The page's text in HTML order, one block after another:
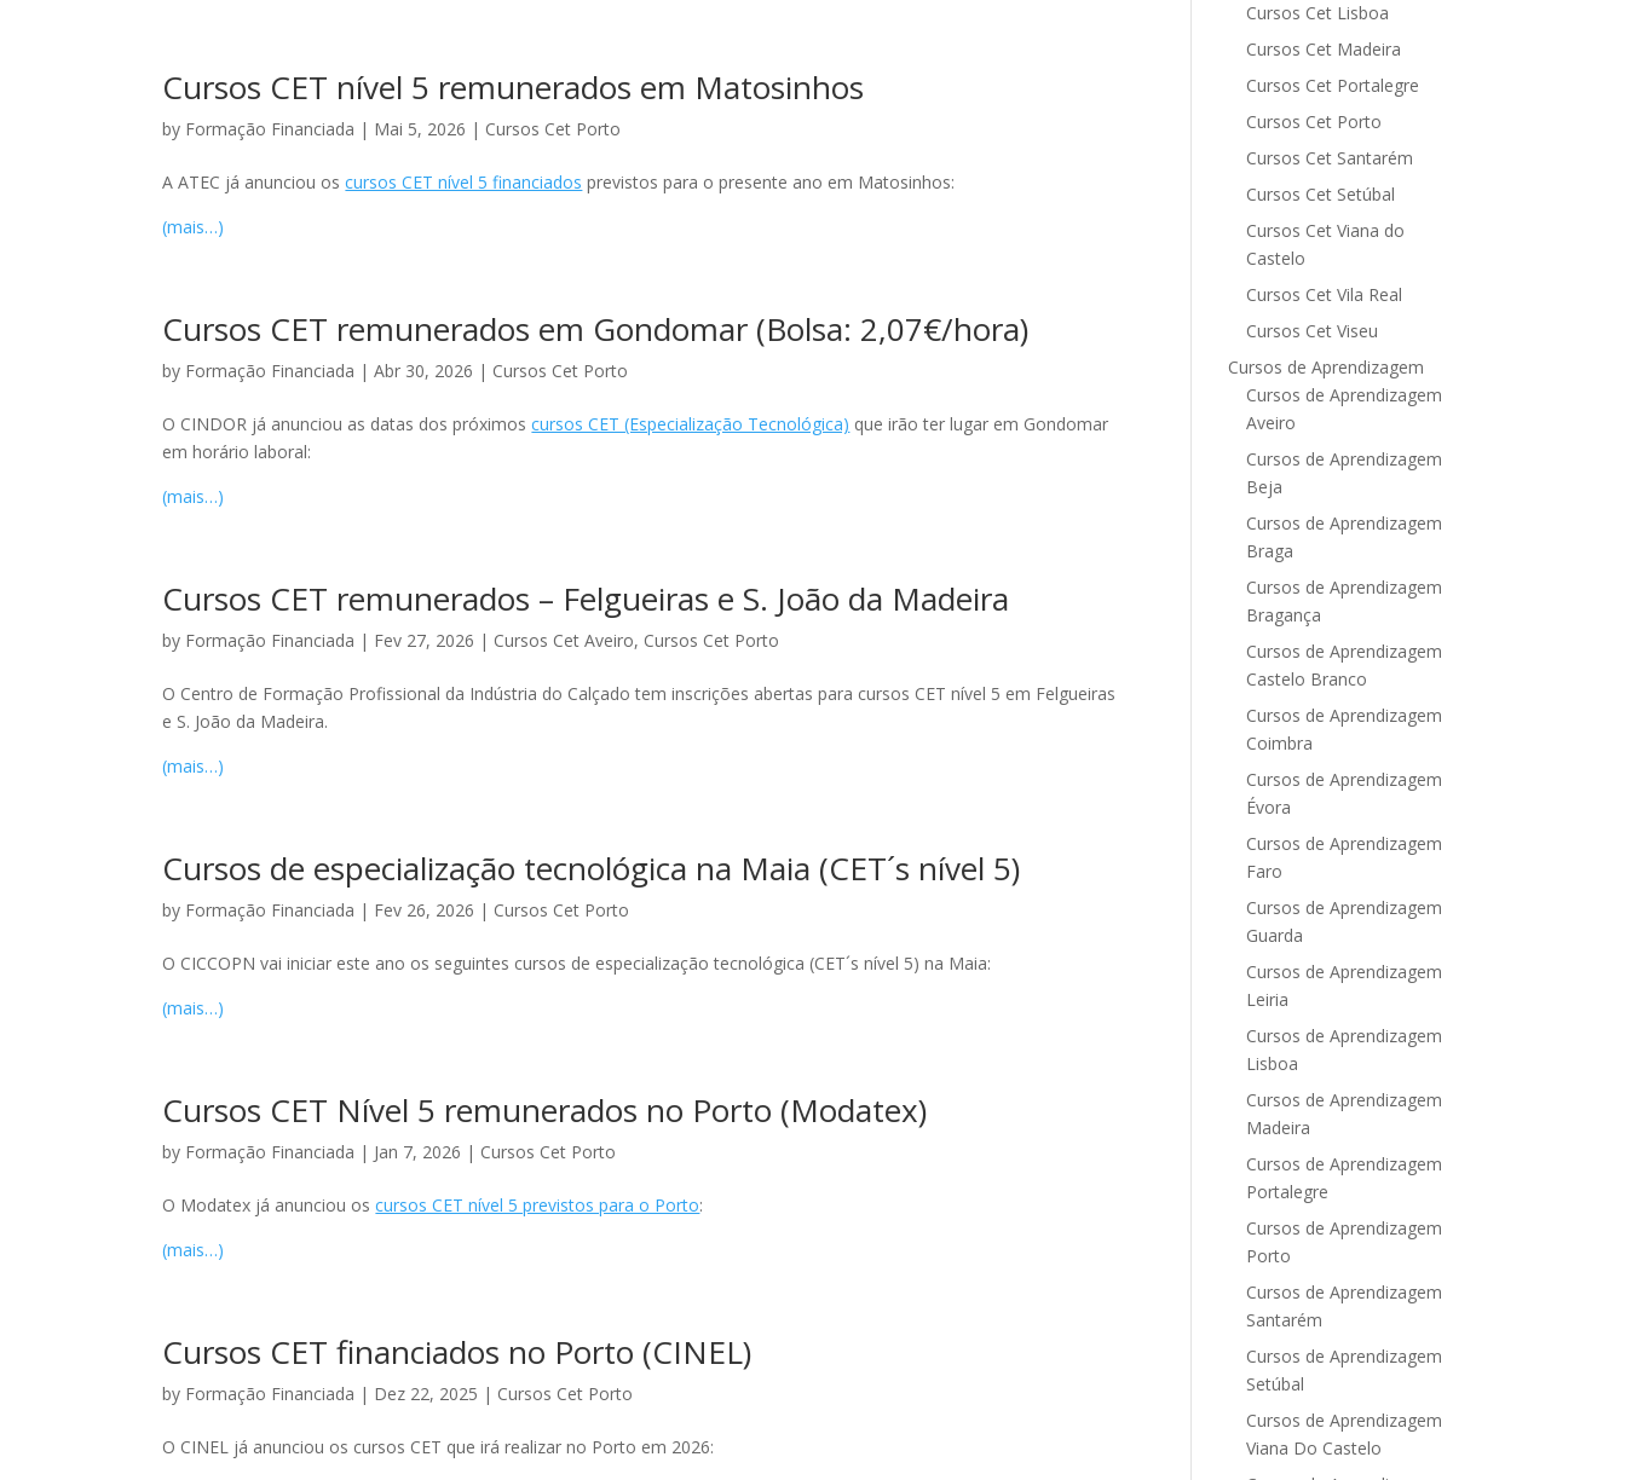
Cursos CET nível 5 remunerados em Matosinhos
by Formação Financiada | Mai 5, 2026 | Cursos Cet Porto
A ATEC já anunciou oscursos CET nível 5 financiados previstos para o presente ano em Matosinhos:
(mais…)
Cursos CET remunerados em Gondomar (Bolsa: 2,07€/hora)
by Formação Financiada |Abr 30, 2026 | Cursos Cet Porto
O CINDOR já anunciou as datas dos próximoscursos CET (Especialização Tecnológica) que irão ter lugar em Gondomar
em horário laboral:
(mais…)
Cursos CET remunerados – Felgueiras e S. João da Madeira
by Formação Financiada | Fev 27, 2026 | Cursos Cet Aveiro, Cursos Cet Porto
O Centro de Formação Profissional da Indústria do Calçado tem inscrições abertas para cursos CET nível 5 em Felgueiras
e S. João da Madeira.
(mais…)
Cursos de especialização tecnológica na Maia (CET´s nível 5)
by Formação Financiada | Fev 26, 2026 | Cursos Cet Porto
O CICCOPN vai iniciar este ano os seguintes cursos de especialização tecnológica (CET´s nível 5) na Maia:
(mais…)
Cursos CET Nível 5 remunerados no Porto (Modatex)
by Formação Financiada | Jan 7, 2026 | Cursos Cet Porto
O Modatex já anunciou oscursos CET nível 5 previstos para o Porto:
(mais…)
Cursos CET financiados no Porto (CINEL)
by Formação Financiada | Dez 22, 2025 | Cursos Cet Porto
O CINEL já anunciou os cursos CET que irá realizar no Porto em 2026:
Cursos Cet Lisboa
Cursos Cet Madeira
Cursos Cet Portalegre
Cursos Cet Porto
Cursos Cet Santarém
Cursos Cet Setúbal
Cursos Cet Viana do
Castelo
Cursos Cet Vila Real
Cursos Cet Viseu
Cursos de Aprendizagem
Cursos de Aprendizagem
Aveiro
Cursos de Aprendizagem
Beja
Cursos de Aprendizagem
Braga
Cursos de Aprendizagem
Bragança
Cursos de Aprendizagem
Castelo Branco
Cursos de Aprendizagem
Coimbra
Cursos de Aprendizagem
Évora
Cursos de Aprendizagem
Faro
Cursos de Aprendizagem
Guarda
Cursos de Aprendizagem
Leiria
Cursos de Aprendizagem
Lisboa
Cursos de Aprendizagem
Madeira
Cursos de Aprendizagem
Portalegre
Cursos de Aprendizagem
Porto
Cursos de Aprendizagem
Santarém
Cursos de Aprendizagem
Setúbal
Cursos de Aprendizagem
Viana Do Castelo